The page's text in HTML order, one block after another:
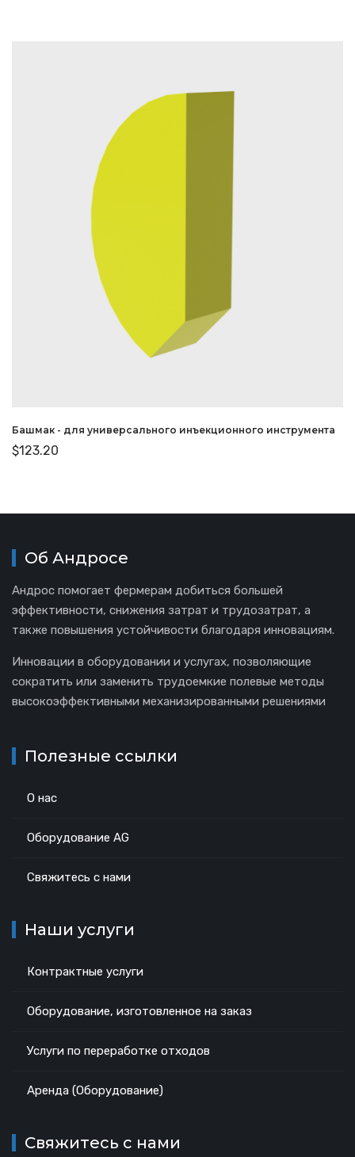
Башмак - для универсального инъекционного инструмента
$123.20
Об Андросе
Андрос помогает фермерам добиться большей
эффективности, снижения затрат и трудозатрат, а
также повышения устойчивости благодаря инновациям.
Инновации в оборудовании и услугах, позволяющие
сократить или заменить трудоемкие полевые методы
высокоэффективными механизированными решениями
Полезные ссылки
О нас
Оборудование AG
Свяжитесь с нами
Наши услуги
Контрактные услуги
Оборудование, изготовленное на заказ
Услуги по переработке отходов
Аренда (Оборудование)
Свяжитесь с нами